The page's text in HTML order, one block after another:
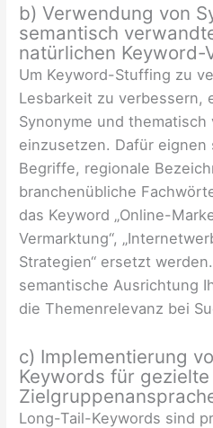
b) Verwendung von
semantisch
natürlichen Keyword-
Um Keyword-Stuffing zu
Lesbarkeit zu verbessern,
Synonyme und
einzusetzen. Dafür eignen
Begriffe, regionale
branchenübliche
das Keyword „Online-
Vermarktung“,
Strategien“ ersetzt
semantische Ausrichtung
die Themenrelevanz bei
c) Implementierung
Keywords für gezielte
Long-Tail-Keywords sind